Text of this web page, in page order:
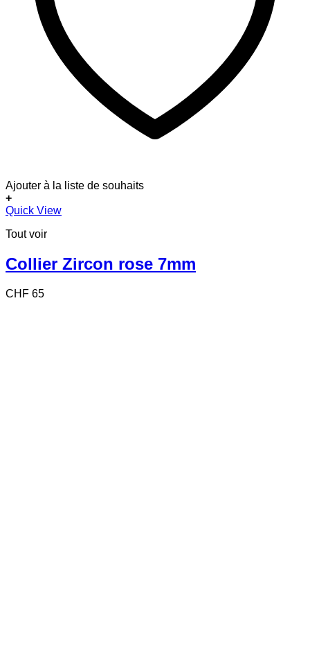
Ajouter à la liste de souhaits
+
Quick View
Tout voir
Collier Zircon rose 7mm
CHF 65